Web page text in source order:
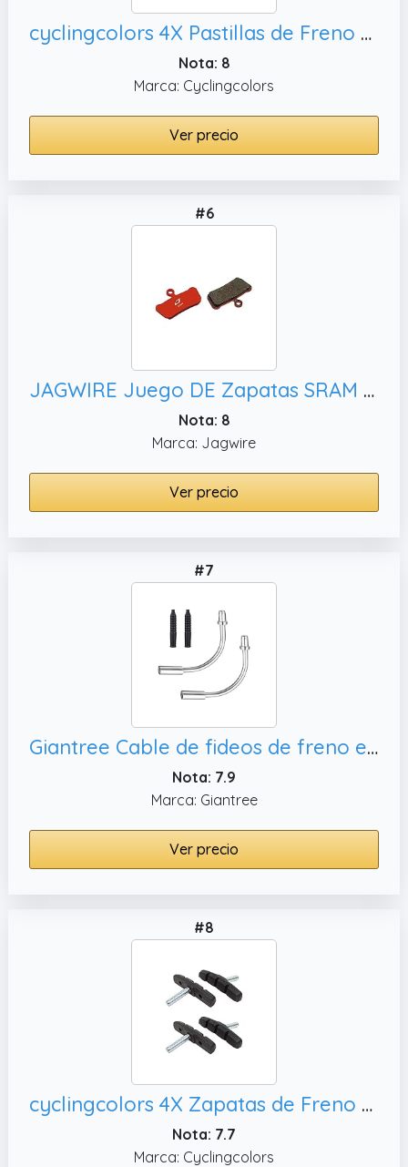
cyclingcolors 4X Pastillas de Freno Zapatas Goma Tipo X 40mm de Bicicleta Carretera Montaña Clásica
Nota: 8
Marca: Cyclingcolors
Ver precio
#6
JAGWIRE Juego DE Zapatas SRAM Guide Ultimate,R
Nota: 8
Marca: Jagwire
Ver precio
#7
Giantree Cable de fideos de freno en V para bicicleta, juego de tubos protectores para cable de freno de bicicleta
Nota: 7.9
Marca: Giantree
Ver precio
#8
cyclingcolors 4X Zapatas de Freno Cantilever 60 mm Symmetric Compatible con Shimano Tektro Avid Sram Almohadillas Bicicleta
Nota: 7.7
Marca: Cyclingcolors